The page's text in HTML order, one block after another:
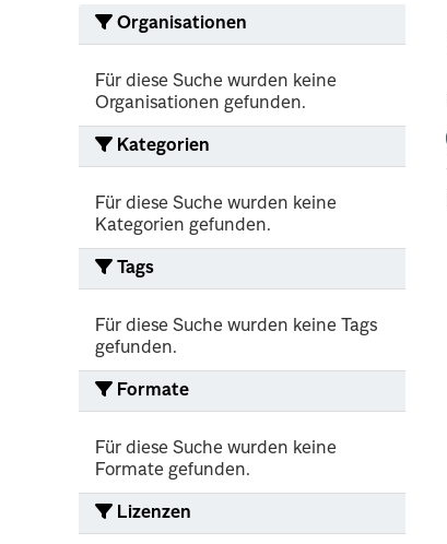
Organisationen
Für diese Suche wurden keine
Organisationen gefunden.
Kategorien
Für diese Suche wurden keine
Kategorien gefunden.
Tags
Für diese Suche wurden keine Tags
gefunden.
Formate
Für diese Suche wurden keine
Formate gefunden.
Lizenzen